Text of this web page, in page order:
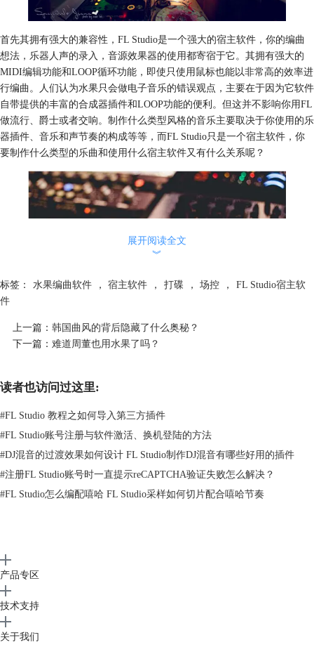
首先其拥有强大的兼容性，FL Studio是一个强大的宿主软件，你的编曲
想法，乐器人声的录入，音源效果器的使用都寄宿于它。其拥有强大的
MIDI编辑功能和LOOP循环功能，即使只使用鼠标也能以非常高的效率进
行编曲。人们认为水果只会做电子音乐的错误观点，主要在于因为它软件
自带提供的丰富的合成器插件和LOOP功能的便利。但这并不影响你用FL
做流行、爵士或者交响。制作什么类型风格的音乐主要取决于你使用的乐
器插件、音乐和声节奏的构成等等，而FL Studio只是一个宿主软件，你
要制作什么类型的乐曲和使用什么宿主软件又有什么关系呢？
除了编曲，FL Studio还可以打碟，打碟，打碟。重要的事情说三遍，在
不需要外接打碟机器的情况下，光靠自身携带的一个插件就能进行一场晚
件，或者外接一个MIDI键盘，就这样简陋的设备却完全有能力组织好一
其实做电音我们就不用多说什么了，在这个领域，FL Studio的优势与优
点也很明显，现下电音随着电音潮流的蔓延，FL Studio也会乘着东风而
被普及。
与电音的重金属撞击感相对应的无疑是乡村音乐的轻柔，中国风的古典，
只要这款宿主软件装上古筝、琵琶、二胡甚至唢呐等插件，完全的可以做
展开阅读全文
︾
标签： 水果编曲软件 ， 宿主软件 ， 打碟 ， 场控 ，
FL Studio宿主软
件
上一篇： 韩国曲风的背后隐藏了什么奥秘？
下一篇： 难道周董也用水果了吗？
读者也访问过这里:
#FL Studio 教程之如何导入第三方插件
#FL Studio账号注册与软件激活、换机登陆的方法
#DJ混音的过渡效果如何设计 FL Studio制作DJ混音有哪些好用的插件
#注册FL Studio账号时一直提示reCAPTCHA验证失败怎么解决？
#FL Studio怎么编配嘻哈 FL Studio采样如何切片配合嘻哈节奏
产品专区
技术支持
关于我们